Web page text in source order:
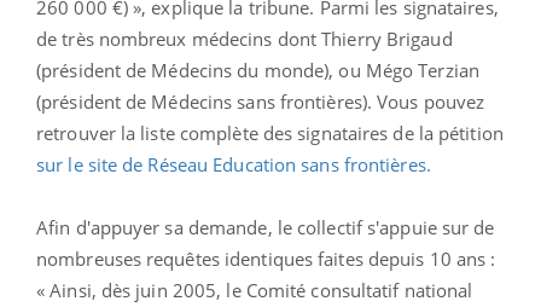
260 000 €) », explique la tribune. Parmi les signataires,
de très nombreux médecins dont Thierry Brigaud
(président de Médecins du monde), ou Mégo Terzian
(président de Médecins sans frontières). Vous pouvez
retrouver la liste complète des signataires de la pétition
sur le site de Réseau Education sans frontières.
Afin d'appuyer sa demande, le collectif s'appuie sur de
nombreuses requêtes identiques faites depuis 10 ans :
« Ainsi, dès juin 2005, le Comité consultatif national